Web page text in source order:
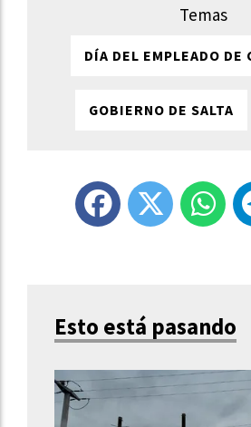
DÍA DEL EMPLEADO DE
GOBIERNO DE SALTA
Esto está pasando